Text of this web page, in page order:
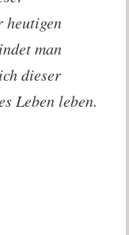
heutigen
man
dieser
Leben leben.